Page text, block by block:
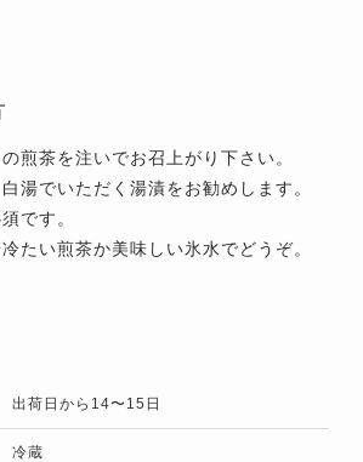
煎茶を注いでお召上がり下さい。
湯でいただく湯漬をお勧めします。
です。
たい煎茶か美味しい氷水でどうぞ。
出荷日から14〜15日
冷蔵